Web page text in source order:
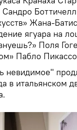
Жана-
ягуара на
Поля
Пабло
невидимое"
в итальянском